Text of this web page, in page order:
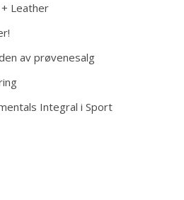
+ Leather
av prøvenesalg
Integral i Sport